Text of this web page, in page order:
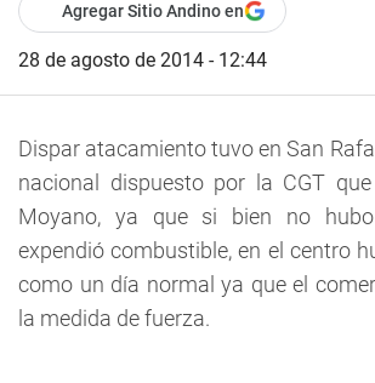
Agregar Sitio Andino en
28 de agosto de 2014 - 12:44
Dispar atacamiento tuvo en San
nacional dispuesto por la CGT
Moyano, ya que si bien no
expendió combustible, en el centro
como un día normal ya que el
la medida de fuerza.